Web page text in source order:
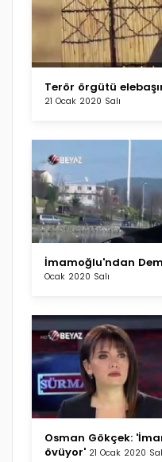
Terör örgütü
21 Ocak 2020 Salı
İmamoğlu'ndan
Ocak 2020 Salı
Osman Gökçek:
övüyor' 21 Ocak 2020